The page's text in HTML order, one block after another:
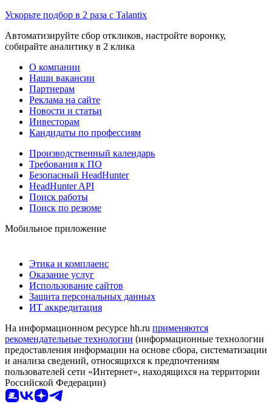
Ускорьте подбор в 2 раза с Talantix
Автоматизируйте сбор откликов, настройте воронку,
собирайте аналитику в 2 клика
О компании
Наши вакансии
Партнерам
Реклама на сайте
Новости и статьи
Инвесторам
Кандидаты по профессиям
Производственный календарь
Требования к ПО
Безопасный HeadHunter
HeadHunter API
Поиск работы
Поиск по резюме
Мобильное приложение
Этика и комплаенс
Оказание услуг
Использование сайтов
Защита персональных данных
ИТ аккредитация
На информационном ресурсе hh.ru применяются
рекомендательные технологии (информационные технологии
предоставления информации на основе сбора, систематизации
и анализа сведений, относящихся к предпочтениям
пользователей сети «Интернет», находящихся на территории
Российской Федерации)